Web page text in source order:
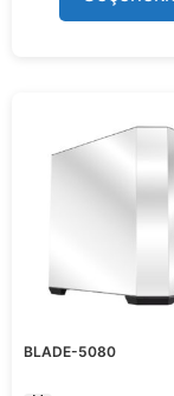
o
f
BLADE-5080